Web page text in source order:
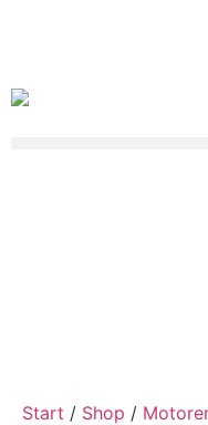
Start / Shop /